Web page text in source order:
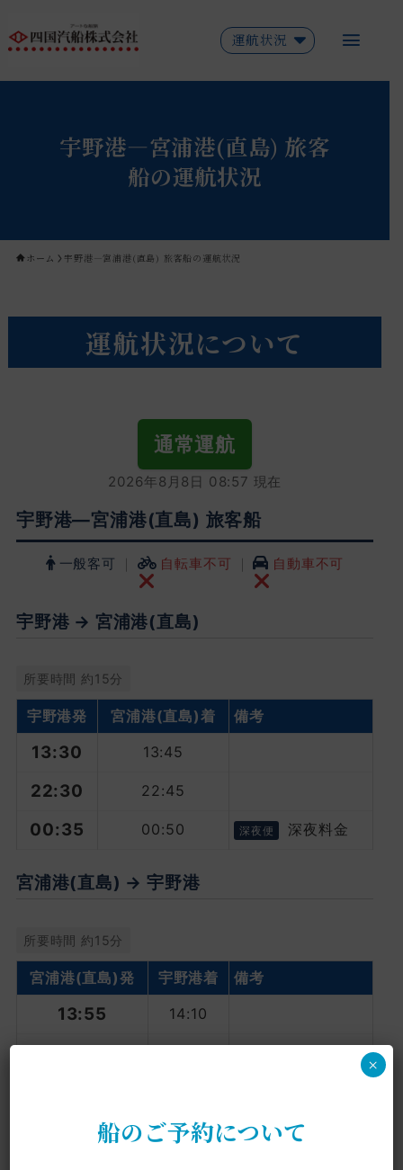
運航状況
宇野港―宮浦港(直島) 旅客
船の運航状況
ホーム 宇野港―宮浦港(直島) 旅客船の運航状況
運航状況について
通常運航
2026年8月8日 08:57 現在
宇野港―宮浦港(直島) 旅客船
一般客可 ｜ 自転車不可 ｜ 自動車不可
宇野港 → 宮浦港(直島)
所要時間 約15分
宇野港発 宮浦港(直島)着 備考
13:30 13:45
22:30 22:45
00:35 00:50 深夜便 深夜料金
宮浦港(直島) → 宇野港
所要時間 約15分
宮浦港(直島)発 宇野港着 備考
13:55 14:10
船のご予約について
×